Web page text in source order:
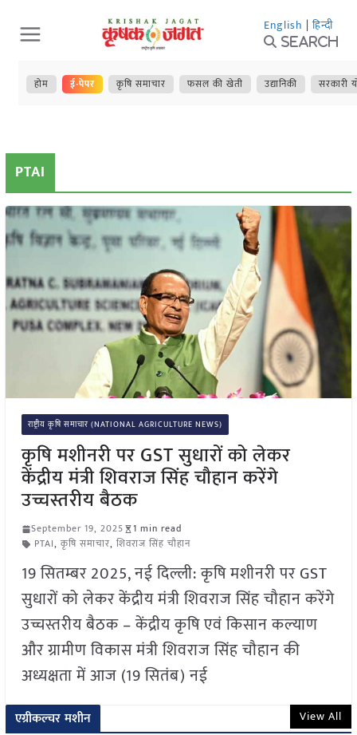
Skip
to
content
English | हिन्दी
Search
होम ई-पेपर कृषि समाचार फसल की खेती उद्यानिकी सरकारी
PTAI
राष्ट्रीय कृषि समाचार (NATIONAL AGRICULTURE NEWS)
कृषि मशीनरी पर GST सुधारों को लेकर
केंद्रीय मंत्री शिवराज सिंह चौहान करेंगे
उच्चस्तरीय बैठक
September 19, 2025
1 min read
PTAI, कृषि समाचार, शिवराज सिंह चौहान
19 सितम्बर 2025, नई दिल्ली: कृषि मशीनरी पर GST
सुधारों को लेकर केंद्रीय मंत्री शिवराज सिंह चौहान करेंगे
उच्चस्तरीय बैठक – केंद्रीय कृषि एवं किसान कल्याण
और ग्रामीण विकास मंत्री शिवराज सिंह चौहान की
अध्यक्षता में आज (19 सितंब) नई
एग्रीकल्चर मशीन View All